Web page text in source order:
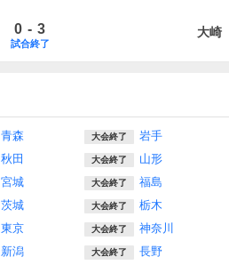
0 - 3
試合終了
大崎
青森 大会終了 岩手
秋田 大会終了 山形
宮城 大会終了 福島
茨城 大会終了 栃木
東京 大会終了 神奈川
新潟 大会終了 長野